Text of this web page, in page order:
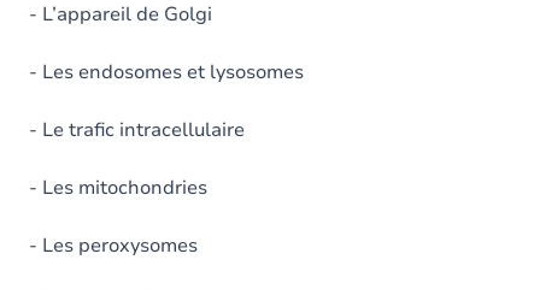
- L’appareil de Golgi
- Les endosomes et lysosomes
- Le trafic intracellulaire
- Les mitochondries
- Les peroxysomes